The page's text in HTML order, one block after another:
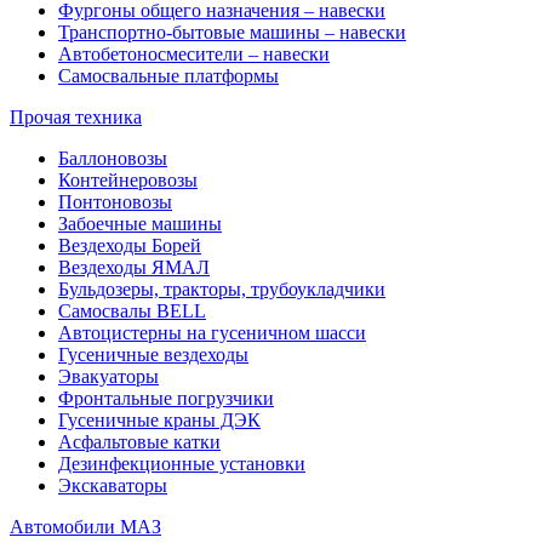
Фургоны общего назначения – навески
Транспортно-бытовые машины – навески
Автобетоносмесители – навески
Самосвальные платформы
Прочая техника
Баллоновозы
Контейнеровозы
Понтоновозы
Забоечные машины
Вездеходы Борей
Вездеходы ЯМАЛ
Бульдозеры, тракторы, трубоукладчики
Самосвалы BELL
Автоцистерны на гусеничном шасси
Гусеничные вездеходы
Эвакуаторы
Фронтальные погрузчики
Гусеничные краны ДЭК
Асфальтовые катки
Дезинфекционные установки
Экскаваторы
Автомобили МАЗ